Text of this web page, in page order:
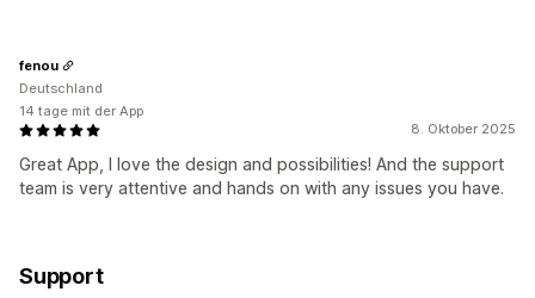
8. Oktober 2025
Great App, I love the design and possibilities! And the support
team is very attentive and hands on with any issues you have.
fenou
Deutschland
14 tage mit der App
Support